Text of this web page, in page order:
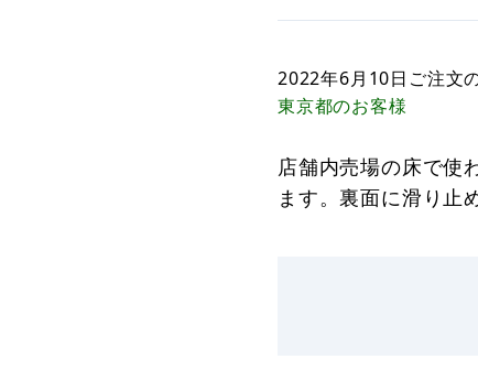
2022年6月10日 ご注文
東京都のお客様
店舗内売場の床で使
ます。裏面に滑り止